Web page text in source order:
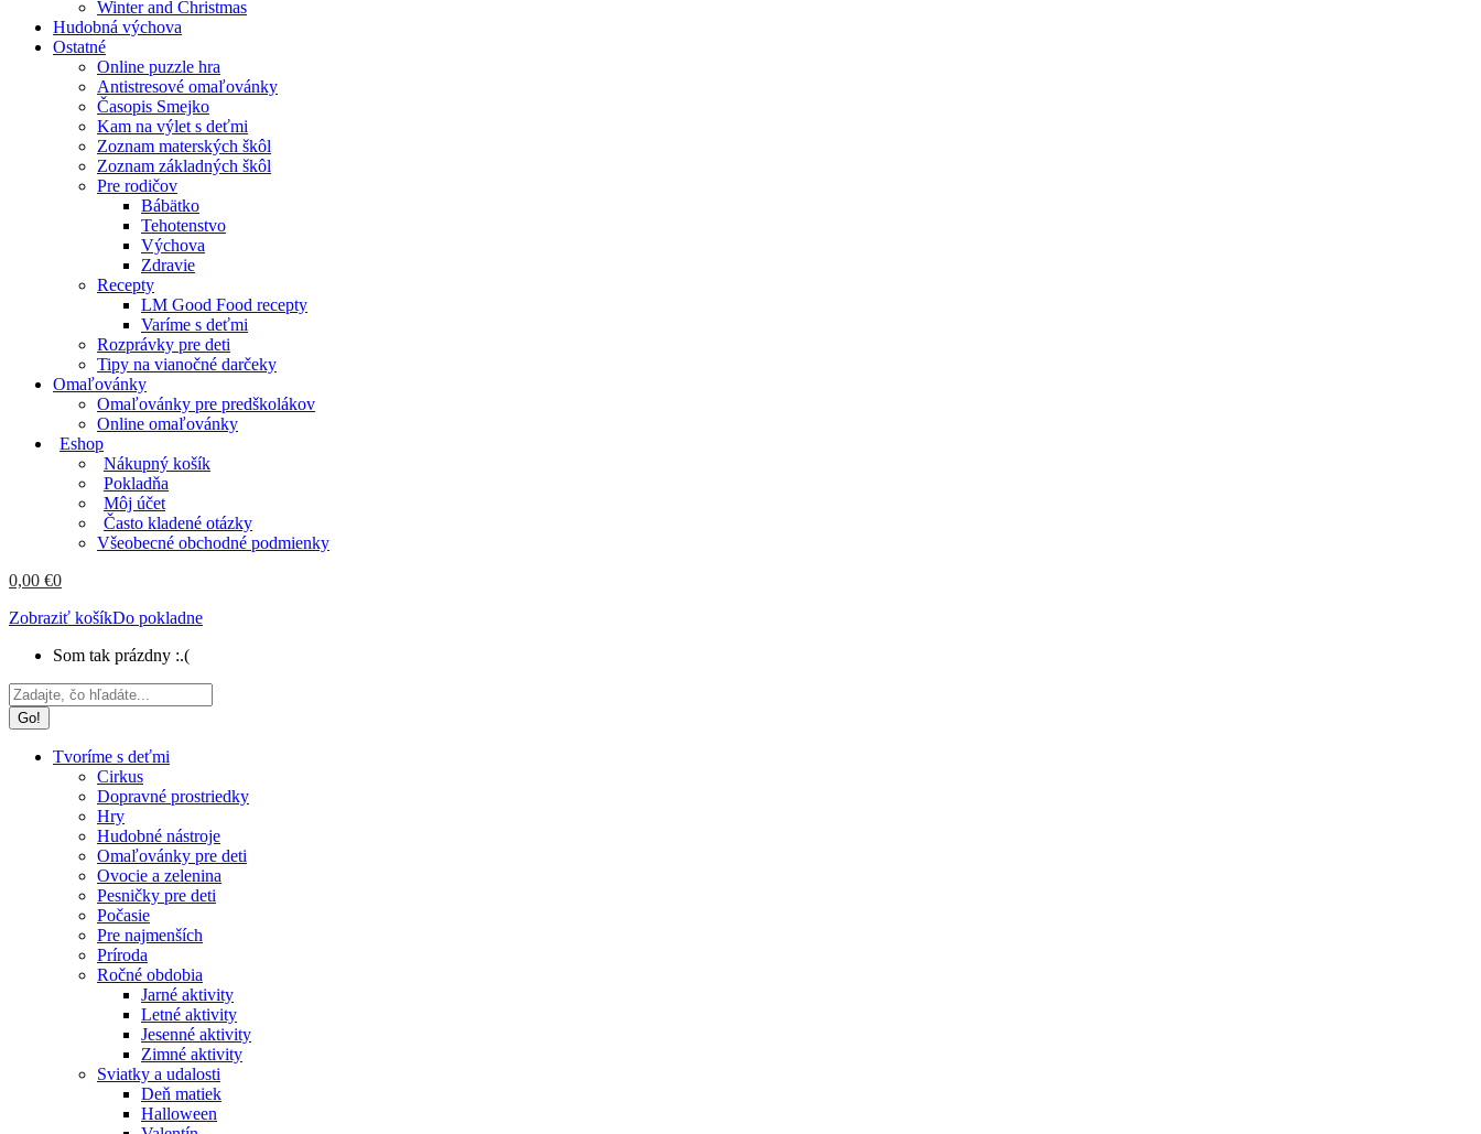
Winter and Christmas
Hudobná výchova
Ostatné
Online puzzle hra
Antistresové omaľovánky
Časopis Smejko
Kam na výlet s deťmi
Zoznam materských škôl
Zoznam základných škôl
Pre rodičov
Bábätko
Tehotenstvo
Výchova
Zdravie
Recepty
LM Good Food recepty
Varíme s deťmi
Rozprávky pre deti
Tipy na vianočné darčeky
Omaľovánky
Omaľovánky pre predškolákov
Online omaľovánky
Eshop
Nákupný košík
Pokladňa
Môj účet
Často kladené otázky
Všeobecné obchodné podmienky
0,00 €0
Zobraziť košíkDo pokladne
Som tak prázdny :.(
Search:
Tvoríme s deťmi
Cirkus
Dopravné prostriedky
Hry
Hudobné nástroje
Omaľovánky pre deti
Ovocie a zelenina
Pesničky pre deti
Počasie
Pre najmenších
Príroda
Ročné obdobia
Jarné aktivity
Letné aktivity
Jesenné aktivity
Zimné aktivity
Sviatky a udalosti
Deň matiek
Halloween